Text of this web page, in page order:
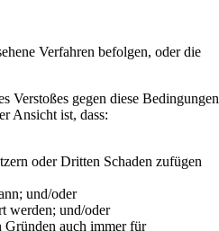
Verfahren befolgen, oder die
Verstoßes gegen diese Bedingungen
Ansicht ist, dass:
oder Dritten Schaden zufügen
und/oder
werden; und/oder
Gründen auch immer für